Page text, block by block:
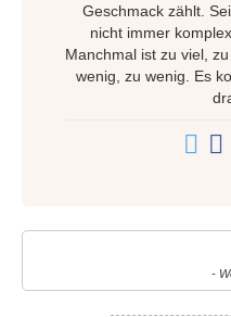
Geschmack zählt.
nicht immer
Manchmal ist zu viel,
wenig, zu wenig. Es
-